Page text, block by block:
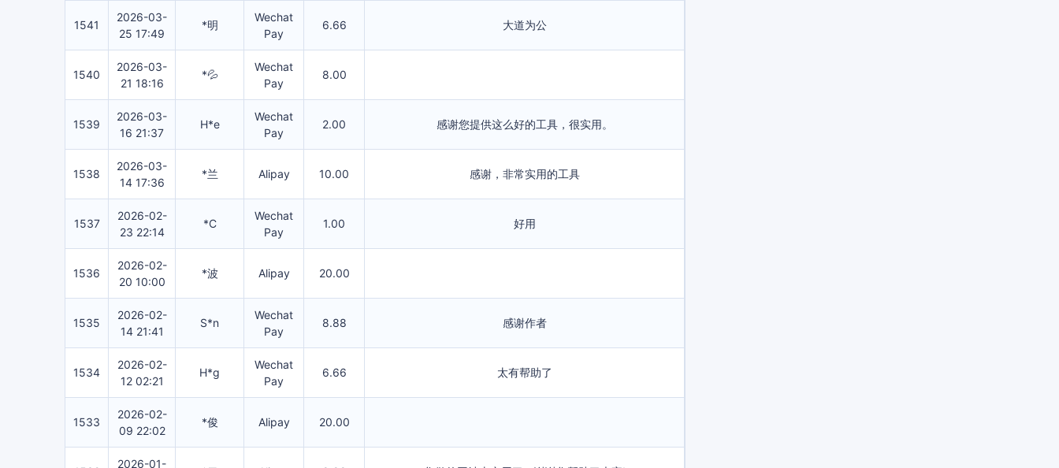
1541
2026-03-
25 17:49
*明
Wechat
Pay
6.66 大道为公
1540
2026-03-
21 18:16
*💦
Wechat
Pay
8.00
1539
2026-03-
16 21:37
H*e
Wechat
Pay
2.00 感谢您提供这么好的工具，很实用。
1538
2026-03-
14 17:36
*兰 Alipay 10.00 感谢，非常实用的工具
1537
2026-02-
23 22:14
*C
Wechat
Pay
1.00 好用
1536
2026-02-
20 10:00
*波 Alipay 20.00
1535
2026-02-
14 21:41
S*n
Wechat
Pay
8.88 感谢作者
1534
2026-02-
12 02:21
H*g
Wechat
Pay
6.66 太有帮助了
1533
2026-02-
09 22:02
*俊 Alipay 20.00
2026-01-